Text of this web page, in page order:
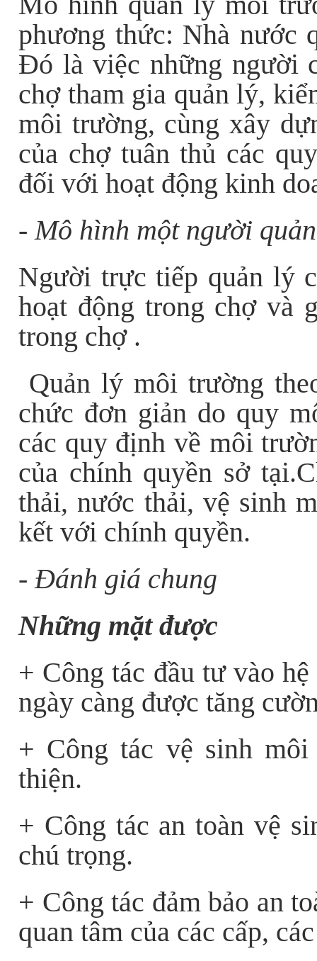
phương thức: Nhà nước
Đó là việc những người
chợ tham gia quản lý,
môi trường, cùng xây
của chợ tuân thủ các
đối với hoạt động kinh
- Mô hình một người
Người trực tiếp quản lý
hoạt động trong chợ và
trong chợ .
Quản lý môi trường
chức đơn giản do quy
các quy định về môi
của chính quyền sở
thải, nước thải, vệ sinh
kết với chính quyền.
- Đánh giá chung
Những mặt được
+ Công tác đầu tư vào
ngày càng được tăng
+ Công tác vệ sinh
thiện.
+ Công tác an toàn vệ
chú trọng.
+ Công tác đảm bảo an
quan tâm của các cấp,